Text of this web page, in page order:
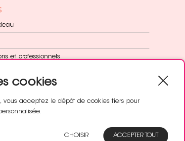
et professionnels
60€
cookies
vous acceptez le dépôt de cookies tiers pour
CHOISIR ACCEPTER TOUT